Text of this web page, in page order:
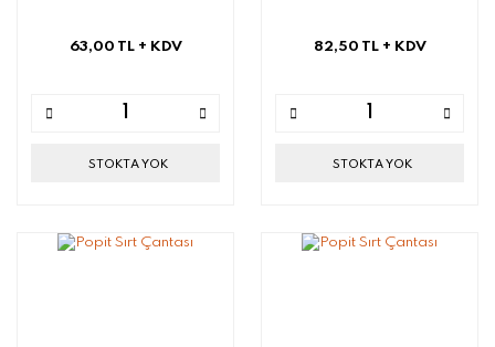
63,00 TL + KDV
STOKTA YOK
82,50 TL + KDV
STOKTA YOK